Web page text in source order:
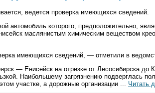
ведется проверка имеющихся сведений.
автомобиль которого, предположительно,
маслянистым химическим веществом
имеющихся сведений, — отметили в
— Енисейск на отрезке от Лесосибирска до
Наибольшему загрязнению подверглась
участке, а дорожные организации Читать